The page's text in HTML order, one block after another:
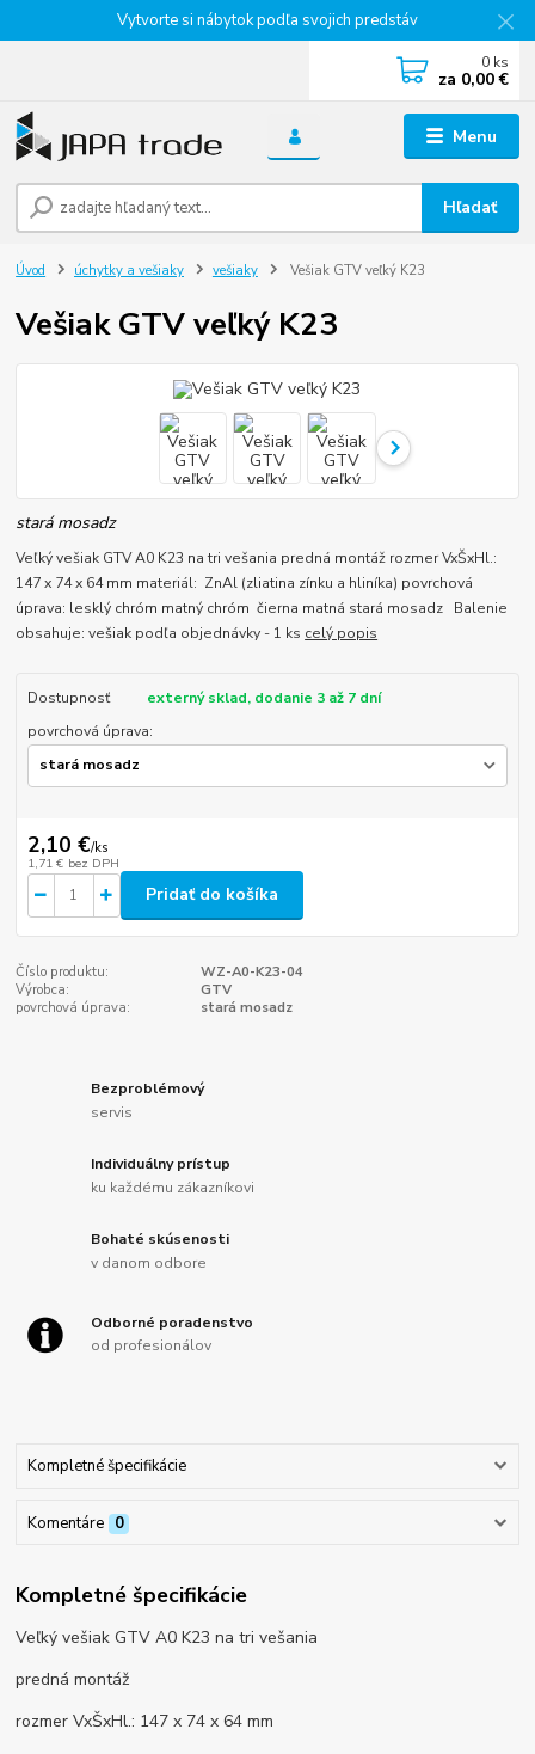
Vytvorte si nábytok podľa svojich predstáv
Menu
Hľadať
0 ks
za 0,00 €
Úvod úchytky a vešiaky vešiaky Vešiak GTV veľký K23
Vešiak GTV veľký K23
stará mosadz
Veľký vešiak GTV A0 K23 na tri vešania predná montáž rozmer VxŠxHl.:
147 x 74 x 64 mm materiál: ZnAl (zliatina zínku a hliníka) povrchová
úprava: lesklý chróm matný chróm čierna matná stará mosadz Balenie
obsahuje: vešiak podľa objednávky - 1 ks celý popis
Dostupnosť
externý sklad, dodanie 3 až 7 dní
povrchová úprava:
2,10 €/ks
1,71 € bez DPH
Pridať do košíka
Číslo produktu:
WZ-A0-K23-04
Výrobca:
GTV
povrchová úprava:
stará mosadz
Bezproblémový
servis
Individuálny prístup
ku každému zákazníkovi
Bohaté skúsenosti
v danom odbore
Odborné poradenstvo
od profesionálov
Kompletné špecifikácie
Komentáre 0
Kompletné špecifikácie
Veľký vešiak GTV A0 K23 na tri vešania
predná montáž
rozmer VxŠxHl.: 147 x 74 x 64 mm